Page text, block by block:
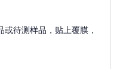
或待测样品，贴上覆膜，